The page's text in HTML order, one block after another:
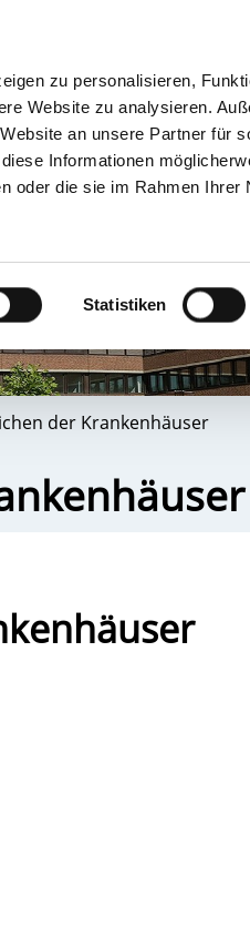
zu personalisieren,
Website zu analysieren.
an unsere Partner für
Informationen
oder die sie im Rahmen Ihrer
Statistiken
KRANKENHÄUSER &
der Krankenhäuser